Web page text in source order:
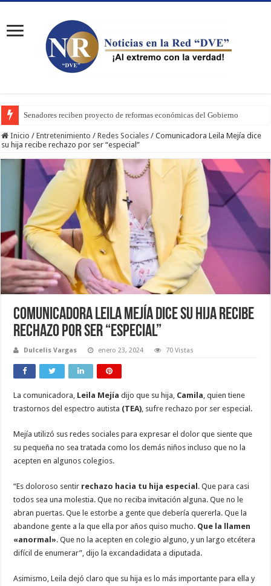
Senadores reciben proyecto de reformas económicas del Gobierno
Inicio / Entretenimiento / Redes Sociales / Comunicadora Leila Mejía dice
su hija recibe rechazo por ser “especial”
Comunicadora Leila Mejía dice su hija recibe
rechazo por ser “especial”
Dulcelis Vargas enero 23, 2024 70 Vistas
La comunicadora, Leila Mejía dijo que su hija, Camila , quien tiene
trastornos del espectro autista (TEA) , sufre rechazo por ser especial.
Mejía utilizó sus redes sociales para expresar el dolor que siente que
su pequeña no sea tratada como los demás niños incluso que no la
acepten en algunos colegios.
“Es doloroso sentir rechazo hacia tu hija especial . Que para casi
todos sea una molestia. Que no reciba invitación alguna. Que no le
abran puertas. Que le estorbe a gente que debería quererla. Que la
abandone gente a la que ella por años quiso mucho. Que la llamen
«anormal». Que no la acepten en colegio alguno, y un largo etcétera
difícil de enumerar”, dijo la excandadidata a diputada.
Asimismo, Leila dejó claro que su hija es lo más importante para ella y